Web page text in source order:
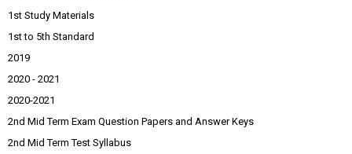
1st Study Materials
1st to 5th Standard
2019
2020 - 2021
2020-2021
2nd Mid Term Exam Question Papers and Answer Keys
2nd Mid Term Test Syllabus